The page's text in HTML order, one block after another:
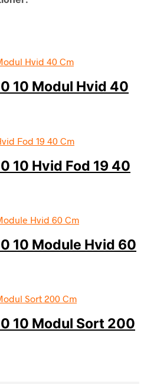
10 Modul Hvid 40
10 Hvid Fod 19 40
10 Module Hvid 60
10 Modul Sort 200